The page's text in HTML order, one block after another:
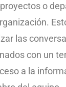
o
las
con un
a la